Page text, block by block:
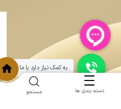
دسته بندی ها جستجو
به کمک نیاز دارد با ما چت کنید